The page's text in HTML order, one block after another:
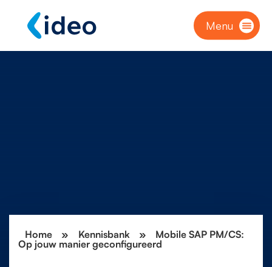
Menu
Home » Kennisbank »
Mobile SAP PM/CS:
Op jouw manier geconfigureerd